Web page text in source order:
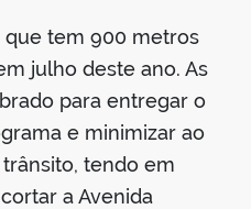
que tem 900 metros
julho deste ano. As
para entregar o
e minimizar ao
tendo em
a Avenida